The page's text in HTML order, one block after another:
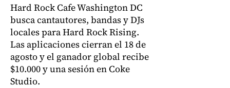
Hard Rock Cafe Washington DC
busca cantautores, bandas y DJs
locales para Hard Rock Rising.
Las aplicaciones cierran el 18 de
agosto y el ganador global recibe
$10.000 y una sesión en Coke
Studio.